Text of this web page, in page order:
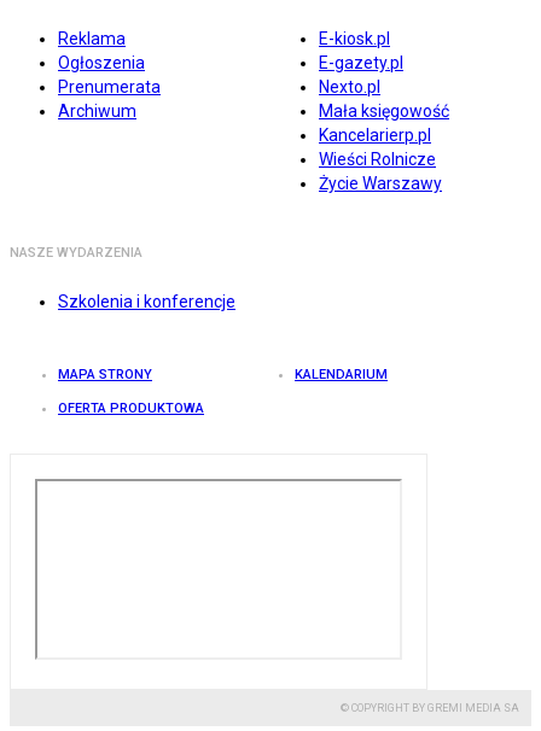
Reklama
Ogłoszenia
Prenumerata
Archiwum
E-kiosk.pl
E-gazety.pl
Nexto.pl
Mała księgowość
Kancelarierp.pl
Wieści Rolnicze
Życie Warszawy
NASZE WYDARZENIA
Szkolenia i konferencje
MAPA STRONY KALENDARIUM
OFERTA PRODUKTOWA
© COPYRIGHT BY GREMI MEDIA SA